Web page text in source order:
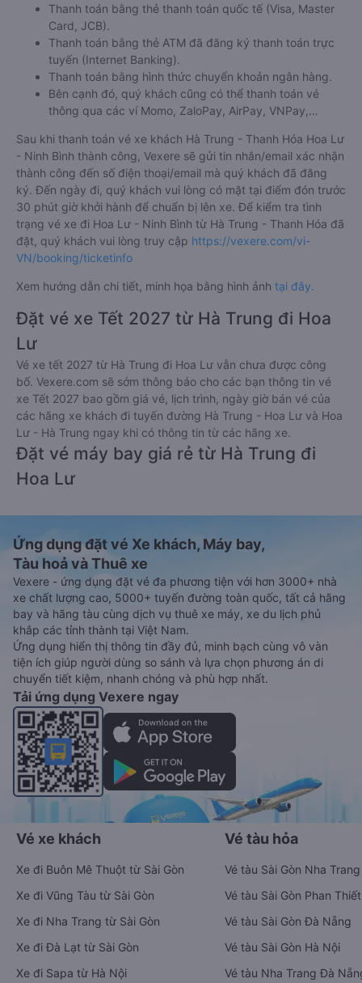
Thanh toán bằng thẻ thanh toán quốc tế (Visa, Master
Card, JCB).
Thanh toán bằng thẻ ATM đã đăng ký thanh toán trực
tuyến (Internet Banking).
Thanh toán bằng hình thức chuyển khoản ngân hàng.
Bên cạnh đó, quý khách cũng có thể thanh toán vé
thông qua các ví Momo, ZaloPay, AirPay, VNPay,…
Sau khi thanh toán vé xe khách Hà Trung - Thanh Hóa Hoa Lư
- Ninh Bình thành công, Vexere sẽ gửi tin nhắn/email xác nhận
thành công đến số điện thoại/email mà quý khách đã đăng
ký. Đến ngày đi, quý khách vui lòng có mặt tại điểm đón trước
30 phút giờ khởi hành để chuẩn bị lên xe. Để kiểm tra tình
trạng vé xe đi Hoa Lư - Ninh Bình từ Hà Trung - Thanh Hóa đã
đặt, quý khách vui lòng truy cập https://vexere.com/vi-
VN/booking/ticketinfo
Xem hướng dẫn chi tiết, minh họa bằng hình ảnh tại đây.
Đặt vé xe Tết 2027 từ Hà Trung đi Hoa
Lư
Vé xe tết 2027 từ Hà Trung đi Hoa Lư vẫn chưa được công
bố. Vexere.com sẽ sớm thông báo cho các bạn thông tin vé
xe Tết 2027 bao gồm giá vé, lịch trình, ngày giờ bán vé của
các hãng xe khách đi tuyến đường Hà Trung - Hoa Lư và Hoa
Lư - Hà Trung ngay khi có thông tin từ các hãng xe.
Đặt vé máy bay giá rẻ từ Hà Trung đi
Hoa Lư
Ứng dụng đặt vé Xe khách, Máy bay,
Tàu hoả và Thuê xe
Vexere - ứng dụng đặt vé đa phương tiện với hơn 3000+ nhà
xe chất lượng cao, 5000+ tuyến đường toàn quốc, tất cả hãng
bay và hãng tàu cùng dịch vụ thuê xe máy, xe du lịch phủ
khắp các tỉnh thành tại Việt Nam.
Ứng dụng hiển thị thông tin đầy đủ, minh bạch cùng vô vàn
tiện ích giúp người dùng so sánh và lựa chọn phương án di
chuyển tiết kiệm, nhanh chóng và phù hợp nhất.
Tải ứng dụng Vexere ngay
Vé xe khách
Xe đi Buôn Mê Thuột từ Sài Gòn
Xe đi Vũng Tàu từ Sài Gòn
Xe đi Nha Trang từ Sài Gòn
Xe đi Đà Lạt từ Sài Gòn
Xe đi Sapa từ Hà Nội
Vé tàu hỏa
Vé tàu Sài Gòn Nha Trang
Vé tàu Sài Gòn Phan Thiết
Vé tàu Sài Gòn Đà Nẵng
Vé tàu Sài Gòn Hà Nội
Vé tàu Nha Trang Đà